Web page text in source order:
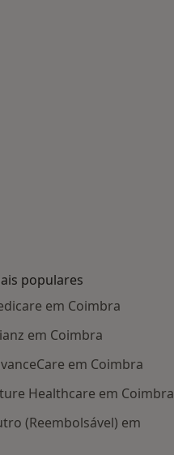
populares
em Coimbra
em Coimbra
em Coimbra
Healthcare em Coimbra
(Reembolsável) em